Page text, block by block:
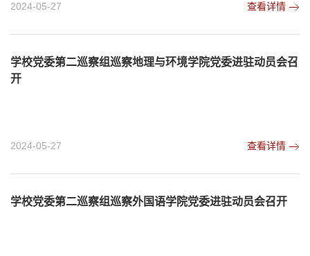
2024-05-27 查看详情
学校党委第二巡察组巡察地理与环境学院党委进驻动员会召
开
2024-05-27 查看详情
学校党委第二巡察组巡察外国语学院党委进驻动员会召开